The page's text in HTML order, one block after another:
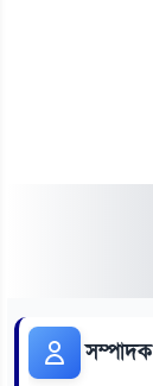
সম্পাদক